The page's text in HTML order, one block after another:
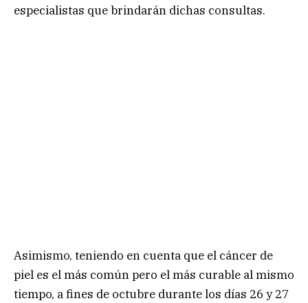
especialistas que brindarán dichas consultas.
Asimismo, teniendo en cuenta que el cáncer de
piel es el más común pero el más curable al mismo
tiempo, a fines de octubre durante los días 26 y 27